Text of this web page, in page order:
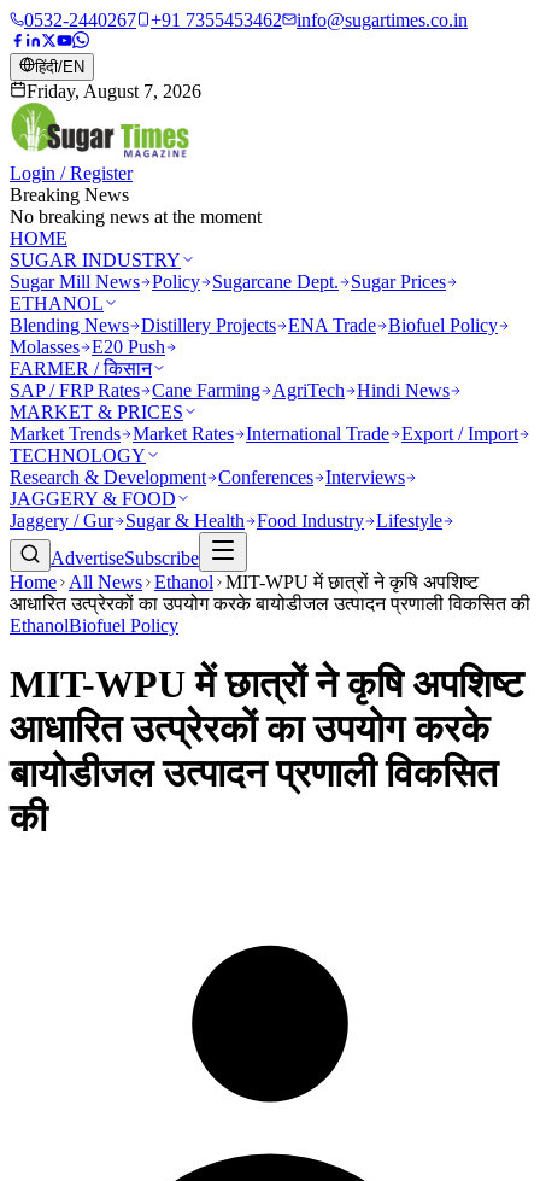
0532-2440267 +91 7355453462 info@sugartimes.co.in
हिंदी/EN
Friday, August 7, 2026
Login / Register
Breaking News
No breaking news at the moment
HOME
SUGAR INDUSTRY
Sugar Mill News Policy Sugarcane Dept.
Sugar Prices
ETHANOL
Blending News Distillery Projects ENA Trade Biofuel Policy
Molasses E20 Push
FARMER / किसान
SAP / FRP Rates Cane Farming AgriTech
Hindi News
MARKET & PRICES
Market Trends Market Rates International Trade Export / Import
TECHNOLOGY
Research & Development Conferences Interviews
JAGGERY & FOOD
Jaggery / Gur
Sugar & Health Food Industry Lifestyle
AdvertiseSubscribe
Home
All News Ethanol
MIT-WPU में छात्रों ने कृषि अपशिष्ट
आधारित उत्प्रेरकों का उपयोग करके बायोडीजल उत्पादन प्रणाली विकसित की
EthanolBiofuel Policy
MIT-WPU में छात्रों ने कृषि अपशिष्ट
आधारित उत्प्रेरकों का उपयोग करके
बायोडीजल उत्पादन प्रणाली विकसित
की